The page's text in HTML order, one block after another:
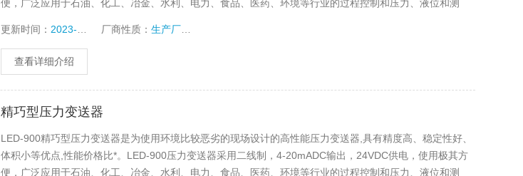
便，广泛应用于石油、化工、冶金、水利、电力、食品、医药、环境等行业的过程控制和压力、液位和测
更新时间： 2023-10-13 厂商性质：生产厂家
查看详细介绍
精巧型压力变送器
LED-900精巧型压力变送器是为使用环境比较恶劣的现场设计的高性能压力变送器,具有精度高、稳定性好、
体积小等优点,性能价格比*。LED-900压力变送器采用二线制，4-20mADC输出，24VDC供电，使用极其方
便，广泛应用于石油、化工、冶金、水利、电力、食品、医药、环境等行业的过程控制和压力、液位和测